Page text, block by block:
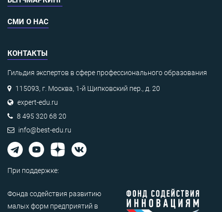
СМИ О НАС
КОНТАКТЫ
Гильдия экспертов в сфере профессионального образования
115093, г. Москва, 1-й Щипковский пер., д. 20
expert-edu.ru
8 495 320 68 20
info@best-edu.ru
При поддержке:
Фонда содействия развитию
малых форм предприятий в